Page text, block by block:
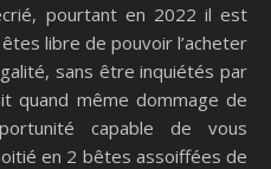
pourtant en 2022 il est
libre de pouvoir l’acheter
sans être inquiétés par
quand même dommage de
capable de vous
en 2 bêtes assoiffées de